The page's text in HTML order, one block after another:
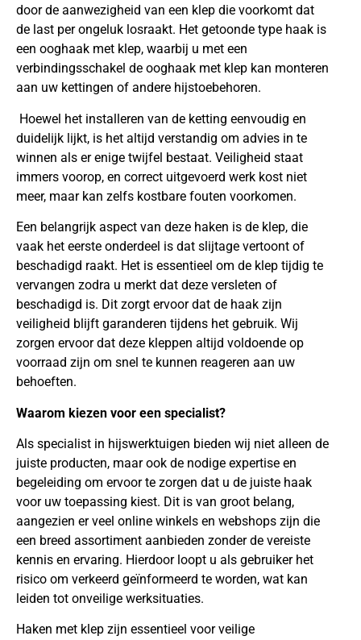
door de aanwezigheid van een klep die voorkomt dat
de last per ongeluk losraakt. Het getoonde type haak is
een ooghaak met klep, waarbij u met een
verbindingsschakel de ooghaak met klep kan monteren
aan uw kettingen of andere hijstoebehoren.
Hoewel het installeren van de ketting eenvoudig en
duidelijk lijkt, is het altijd verstandig om advies in te
winnen als er enige twijfel bestaat. Veiligheid staat
immers voorop, en correct uitgevoerd werk kost niet
meer, maar kan zelfs kostbare fouten voorkomen.
Een belangrijk aspect van deze haken is de klep, die
vaak het eerste onderdeel is dat slijtage vertoont of
beschadigd raakt. Het is essentieel om de klep tijdig te
vervangen zodra u merkt dat deze versleten of
beschadigd is. Dit zorgt ervoor dat de haak zijn
veiligheid blijft garanderen tijdens het gebruik. Wij
zorgen ervoor dat deze kleppen altijd voldoende op
voorraad zijn om snel te kunnen reageren aan uw
behoeften.
Waarom kiezen voor een specialist?
Als specialist in hijswerktuigen bieden wij niet alleen de
juiste producten, maar ook de nodige expertise en
begeleiding om ervoor te zorgen dat u de juiste haak
voor uw toepassing kiest. Dit is van groot belang,
aangezien er veel online winkels en webshops zijn die
een breed assortiment aanbieden zonder de vereiste
kennis en ervaring. Hierdoor loopt u als gebruiker het
risico om verkeerd geïnformeerd te worden, wat kan
leiden tot onveilige werksituaties.
Haken met klep zijn essentieel voor veilige